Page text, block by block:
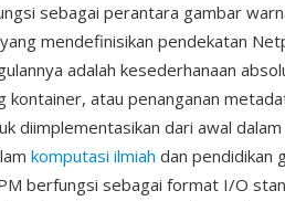
sebagai perantara gambar
mendefinisikan pendekatan
adalah kesederhanaan
kontainer, atau penanganan
diimplementasikan dari awal
komputasi ilmiah dan pendidikan
berfungsi sebagai format I/O